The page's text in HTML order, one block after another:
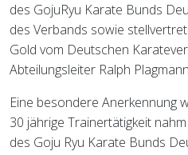
des GojuRyu Karate Bunds
des Verbands sowie
Gold vom Deutschen
Abteilungsleiter Ralph
Eine besondere Anerkennung
30 jährige Trainertätigkeit
des Goju Ryu Karate Bunds